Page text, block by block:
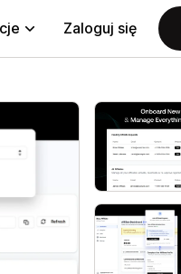
Zaloguj się